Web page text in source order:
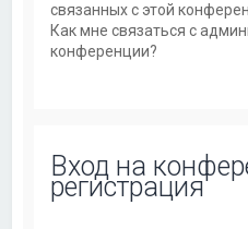
связанных с этой
Как мне связаться с
конференции?
Вход на
регистрация